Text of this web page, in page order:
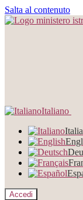
Salta al contenuto
Italiano
Accedi